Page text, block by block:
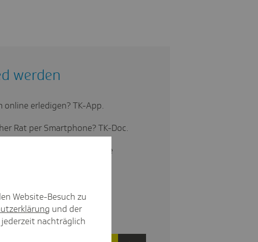
werden
online erledigen? TK-App.
Rat per Smartphone? TK-Doc.
Impfungen und telefonische
Website-Besuch zu
und der
nachträglich